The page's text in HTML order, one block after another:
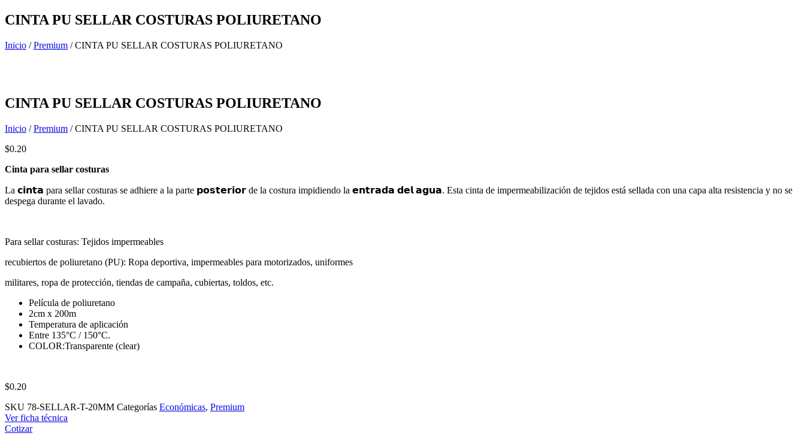
Ir
al
CINTA PU SELLAR COSTURAS POLIURETANO
Inicio /Premium / CINTA PU SELLAR COSTURAS POLIURETANO
CINTA PU SELLAR COSTURAS POLIURETANO
Inicio /Premium / CINTA PU SELLAR COSTURAS POLIURETANO
$0.20
Cinta para sellar costuras
La 𝗰𝗶𝗻𝘁𝗮 para sellar costuras se adhiere a la parte 𝗽𝗼𝘀𝘁𝗲𝗿𝗶𝗼𝗿 de la costura impidiendo la 𝗲𝗻𝘁𝗿𝗮𝗱𝗮 𝗱𝗲𝗹 𝗮𝗴𝘂𝗮. Esta cinta de impermeabilización de tejidos está sellada con una capa alta resistencia y no se
despega durante el lavado.
Para sellar costuras: Tejidos impermeables
recubiertos de poliuretano (PU): Ropa deportiva, impermeables para motorizados, uniformes
militares, ropa de protección, tiendas de campaña, cubiertas, toldos, etc.
Película de poliuretano
2cm x 200m
Temperatura de aplicación
Entre 135°C / 150°C.
COLOR:Transparente (clear)
$0.20
SKU 78-SELLAR-T-20MM Categorías Económicas, Premium
Ver ficha técnica
Cotizar